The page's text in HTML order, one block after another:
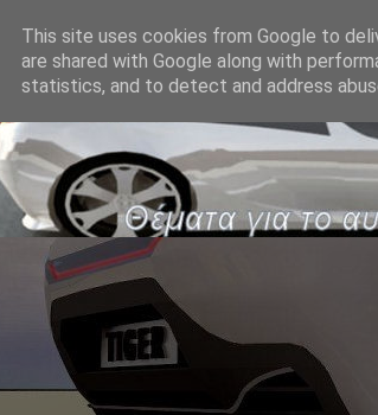
This site uses cookies from Google to
are shared with Google along with
statistics, and to detect and address